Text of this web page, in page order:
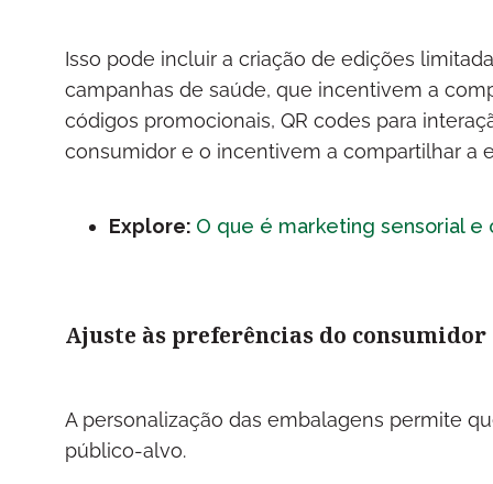
Isso pode incluir a criação de edições
campanhas de saúde, que incentivem a
códigos promocionais, QR codes para
consumidor e o incentivem a compartilhar a
Explore: O que é marketing sensorial
Ajuste às preferências do consumidor
A personalização das embalagens permite
público-alvo.